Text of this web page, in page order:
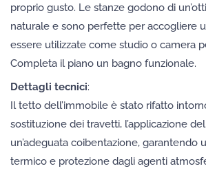
proprio gusto. Le stanze godono di
naturale e sono perfette per accogliere
essere utilizzate come studio o camera
Completa il piano un bagno funzionale.
Dettagli tecnici:
Il tetto dell’immobile è stato rifatto
sostituzione dei travetti, l’applicazione
un’adeguata coibentazione, garantendo
termico e protezione dagli agenti